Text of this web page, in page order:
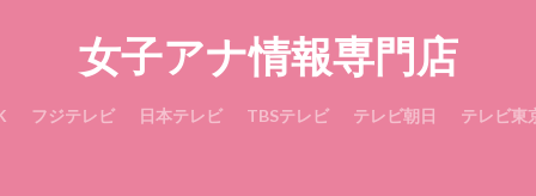
女子アナ情報専門店
フジテレビ 日本テレビ TBSテレビ テレビ朝日 テレビ東